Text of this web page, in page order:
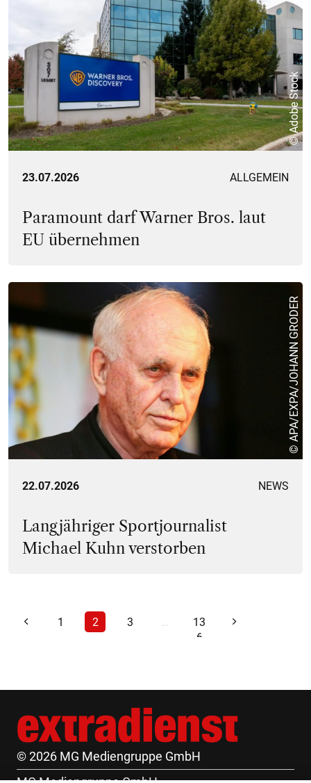
© Adobe Stock
23.07.2026 ALLGEMEIN
Paramount darf Warner Bros. laut
EU übernehmen
© APA/EXPA/JOHANN GRODER
22.07.2026 NEWS
Langjähriger Sportjournalist
Michael Kuhn verstorben
1 2 3 …
13
6
© 2026 MG Mediengruppe GmbH